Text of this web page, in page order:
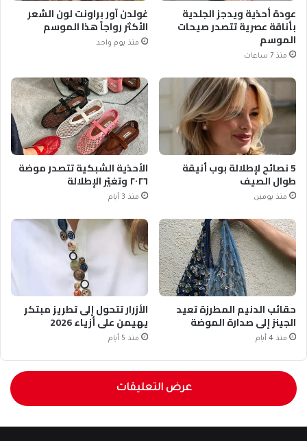
عودة أحذية ويدجز الجلدية
بأناقة عصرية تتصدر صيحات
الموسم
منذ 7 ساعات
غولدن آور براونت لون الشعر
الأكثر رواجاً هذا الموسم
منذ يوم واحد
5 نصائح لإطلالة بوب أنيقة
طوال الصيف
منذ يومين
الأحذية الشبكية تتصدر موضة
٢٠٢٦ وتغيّر الإطلالة
منذ 3 أيام
حقائب الدنيم المطرزة تعيد
الجينز إلى صدارة الموضة
منذ 4 أيام
الأزرار تتحول إلى تطريز مبتكر
يهيمن على أزياء 2026
منذ 5 أيام
عرض التعليقات